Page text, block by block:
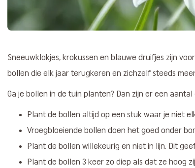
Sneeuwklokjes, krokussen en blauwe druifjes zijn
bollen die elk jaar terugkeren en zichzelf steeds
Ga je bollen in de tuin planten? Dan zijn er een
Plant de bollen altijd op een stuk waar je niet
Vroegbloeiende bollen doen het goed onder
Plant de bollen willekeurig en niet in lijn. Dit
Plant de bollen 3 keer zo diep als dat ze hoog